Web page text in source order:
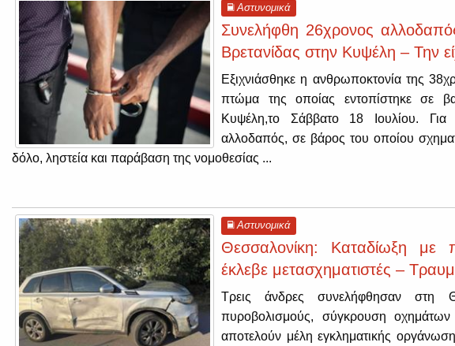
Αστυνομικά
Συνελήφθη 26χρονος
Βρετανίδας στην Κυψέλη – Την
Eξιχνιάσθηκε η ανθρωποκτονία της
πτώμα της οποίας εντοπίστηκε σε
Κυψέλη,το Σάββατο 18 Ιουλίου. Για
αλλοδαπός, σε βάρος του οποίου
δόλο, ληστεία και παράβαση της νομοθεσίας ...
Αστυνομικά
Θεσσαλονίκη: Καταδίωξη με
έκλεβε μετασχηματιστές –
Τρεις άνδρες συνελήφθησαν στη
πυροβολισμούς, σύγκρουση
αποτελούν μέλη εγκληματικής